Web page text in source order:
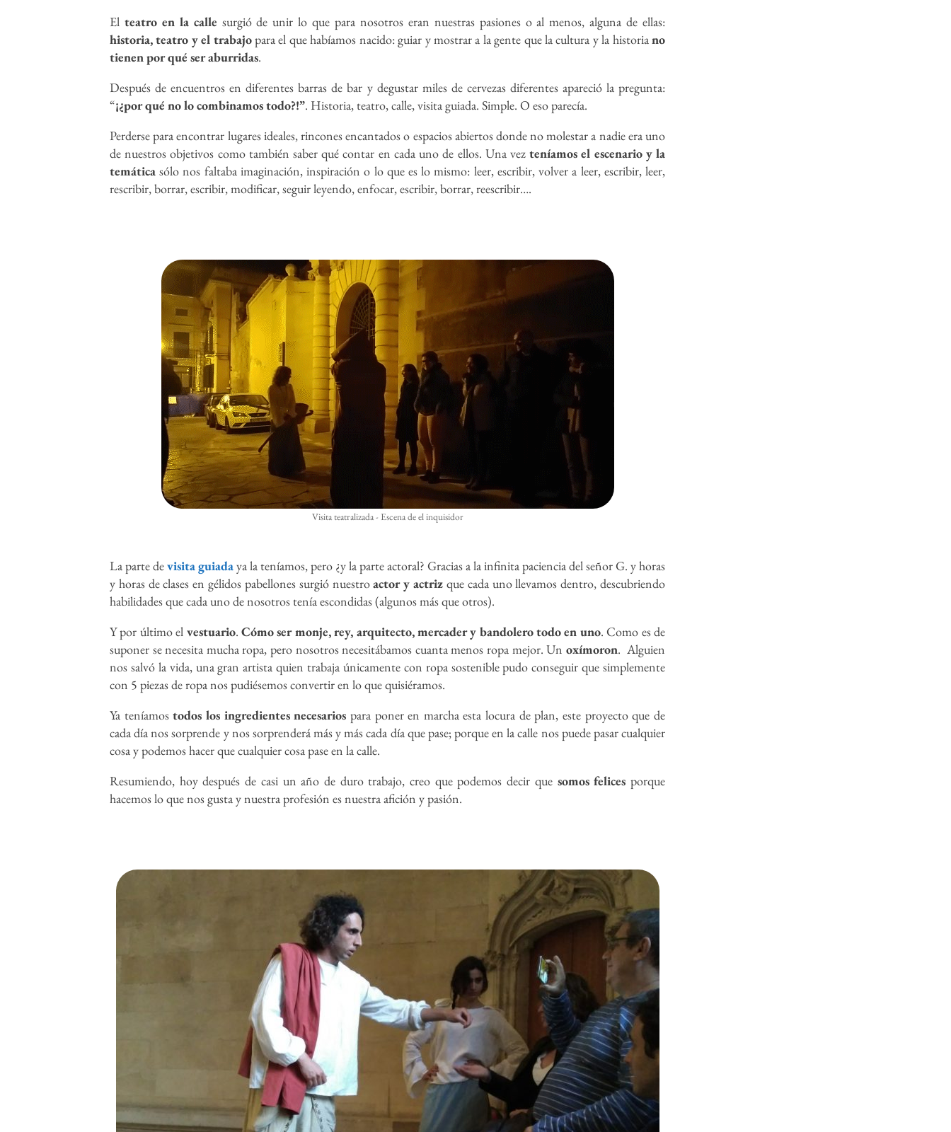
El teatro en la calle surgió de unir lo que para nosotros eran nuestras pasiones o al menos, alguna de ellas:
historia, teatro y el trabajopara el que habíamos nacido: guiar y mostrar a la gente que la cultura y la historiano
tienen por qué ser aburridas.
Después de encuentros en diferentes barras de bar y degustar miles de cervezas diferentes apareció la pregunta:
“¡¿por qué no lo combinamos todo?!”. Historia, teatro, calle, visita guiada. Simple. O eso parecía.
Perderse para encontrar lugares ideales, rincones encantados o espacios abiertos donde no molestar a nadie era uno
de nuestros objetivos como también saber qué contar en cada uno de ellos. Una vezteníamos el escenario y la
temática sólo nos faltaba imaginación, inspiración o lo que es lo mismo: leer, escribir, volver a leer, escribir, leer,
rescribir, borrar, escribir, modificar, seguir leyendo, enfocar, escribir, borrar, reescribir….
Visita teatralizada - Escena de el inquisidor
La parte devisita guiadaya la teníamos, pero ¿y la parte actoral? Gracias a la infinita paciencia del señor G. y horas
y horas de clases en gélidos pabellones surgió nuestroactor y actriz que cada uno llevamos dentro, descubriendo
habilidades que cada uno de nosotros tenía escondidas (algunos más que otros).
Y por último el vestuario. Cómo ser monje, rey, arquitecto, mercader y bandolero todo en uno. Como es de
suponer se necesita mucha ropa, pero nosotros necesitábamos cuanta menos ropa mejor. Un oxímoron. Alguien
nos salvó la vida, una gran artista quien trabaja únicamente con ropa sostenible pudo conseguir que simplemente
con 5 piezas de ropa nos pudiésemos convertir en lo que quisiéramos.
Ya teníamostodos los ingredientes necesarios para poner en marcha esta locura de plan, este proyecto que de
cada día nos sorprende y nos sorprenderá más y más cada día que pase; porque en la calle nos puede pasar cualquier
cosa y podemos hacer que cualquier cosa pase en la calle.
Resumiendo, hoy después de casi un año de duro trabajo, creo que podemos decir que somos felices porque
hacemos lo que nos gusta y nuestra profesión es nuestra afición y pasión.